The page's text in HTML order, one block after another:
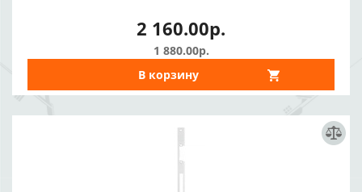
2 160.00р.
1 880.00р.
В корзину